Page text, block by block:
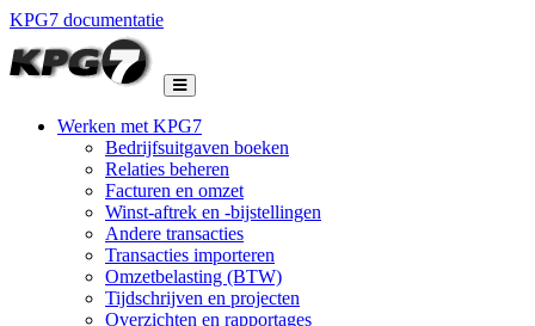
KPG7 documentatie
Werken met KPG7
Bedrijfsuitgaven boeken
Relaties beheren
Facturen en omzet
Winst-aftrek en -bijstellingen
Andere transacties
Transacties importeren
Omzetbelasting (BTW)
Tijdschrijven en projecten
Overzichten en rapportages